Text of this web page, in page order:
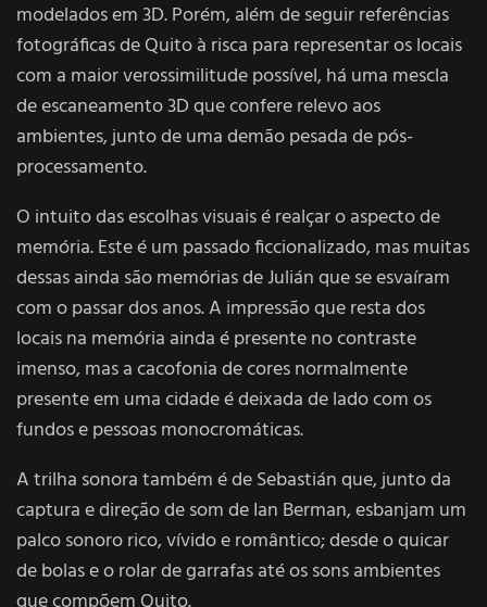
modelados em 3D. Porém, além de seguir referências
fotográficas de Quito à risca para representar os locais
com a maior verossimilitude possível, há uma mescla
de escaneamento 3D que confere relevo aos
ambientes, junto de uma demão pesada de pós-
processamento.
O intuito das escolhas visuais é realçar o aspecto de
memória. Este é um passado ficcionalizado, mas muitas
dessas ainda são memórias de Julián que se esvaíram
com o passar dos anos. A impressão que resta dos
locais na memória ainda é presente no contraste
imenso, mas a cacofonia de cores normalmente
presente em uma cidade é deixada de lado com os
fundos e pessoas monocromáticas.
A trilha sonora também é de Sebastián que, junto da
captura e direção de som de Ian Berman, esbanjam um
palco sonoro rico, vívido e romântico; desde o quicar
de bolas e o rolar de garrafas até os sons ambientes